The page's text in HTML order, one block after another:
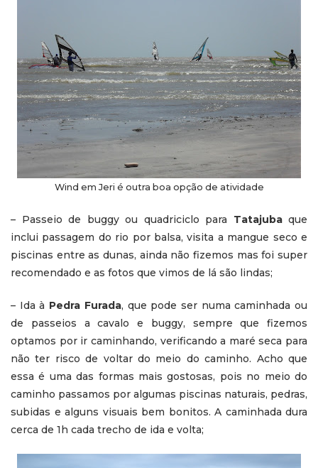
Wind em Jeri é outra boa opção de atividade
– Passeio de buggy ou quadriciclo para Tatajubaque
inclui passagem do rio por balsa, visita a mangue seco e
piscinas entre as dunas, ainda não fizemos mas foi super
recomendado e as fotos que vimos de lá são lindas;
– Ida à Pedra Furada, que pode ser numa caminhada ou
de passeios a cavalo e buggy, sempre que fizemos
optamos por ir caminhando, verificando a maré seca para
não ter risco de voltar do meio do caminho. Acho que
essa é uma das formas mais gostosas, pois no meio do
caminho passamos por algumas piscinas naturais, pedras,
subidas e alguns visuais bem bonitos. A caminhada dura
cerca de 1h cada trecho de ida e volta;